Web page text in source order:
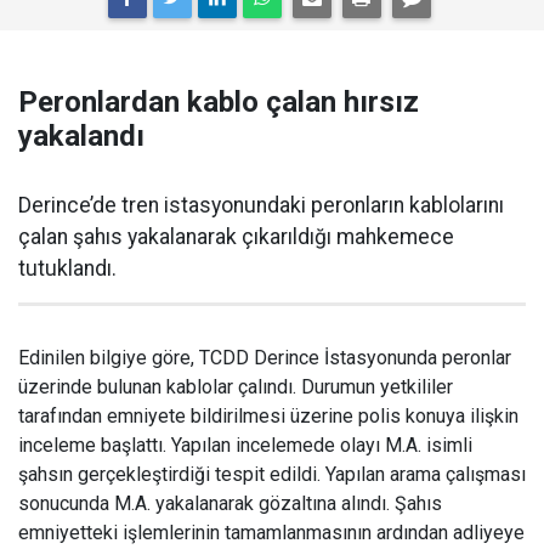
Peronlardan kablo çalan hırsız
yakalandı
Derince’de tren istasyonundaki peronların kablolarını
çalan şahıs yakalanarak çıkarıldığı mahkemece
tutuklandı.
Edinilen bilgiye göre, TCDD Derince İstasyonunda peronlar
üzerinde bulunan kablolar çalındı. Durumun yetkililer
tarafından emniyete bildirilmesi üzerine polis konuya ilişkin
inceleme başlattı. Yapılan incelemede olayı M.A. isimli
şahsın gerçekleştirdiği tespit edildi. Yapılan arama çalışması
sonucunda M.A. yakalanarak gözaltına alındı. Şahıs
emniyetteki işlemlerinin tamamlanmasının ardından adliyeye